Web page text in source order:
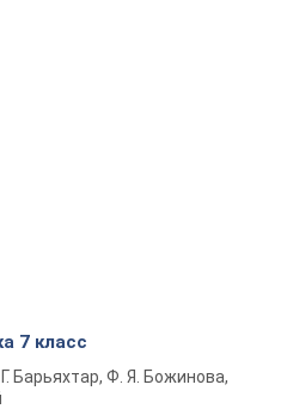
7 класс
Г. Барьяхтар, Ф. Я. Божинова,